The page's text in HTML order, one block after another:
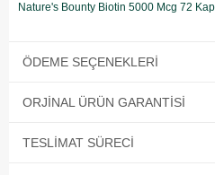
Nature's Bounty Biotin 5000 Mcg 72
ÖDEME SEÇENEKLERI
ORJINAL ÜRÜN GARANTISI
TESLIMAT SÜRECI